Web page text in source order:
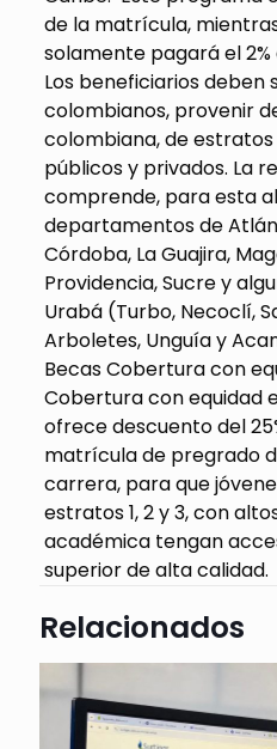
de la matrícula,
solamente pagará el 2%
Los beneficiarios deben
colombianos, provenir
colombiana, de estratos
públicos y privados. La
comprende, para esta
departamentos de
Córdoba, La Guajira,
Providencia, Sucre y
Urabá (Turbo, Necoclí,
Arboletes, Unguía y
Becas Cobertura con
Cobertura con equidad
ofrece descuento del
matrícula de pregrado
carrera, para que
estratos 1, 2 y 3, con
académica tengan
superior de alta calidad.
Relacionados